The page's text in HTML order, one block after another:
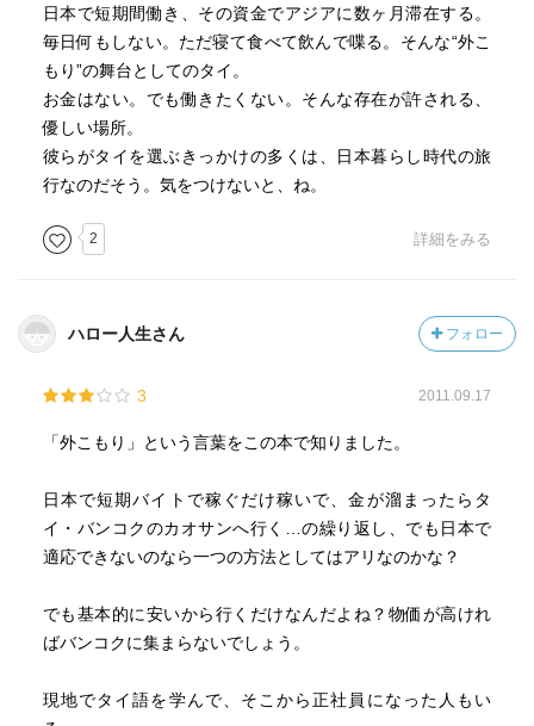
日本で短期間働き、その資金でアジアに数ヶ月滞在する。
毎日何もしない。ただ寝て食べて飲んで喋る。そんな“外こ
もり”の舞台としてのタイ。
お金はない。でも働きたくない。そんな存在が許される、
優しい場所。
彼らがタイを選ぶきっかけの多くは、日本暮らし時代の旅
行なのだそう。気をつけないと、ね。
2 詳細をみる
ハロー人生さん フォロー
3 2011.09.17
「外こもり」という言葉をこの本で知りました。
日本で短期バイトで稼ぐだけ稼いで、金が溜まったらタ
イ・バンコクのカオサンへ行く…の繰り返し、でも日本で
適応できないのなら一つの方法としてはアリなのかな？
でも基本的に安いから行くだけなんだよね？物価が高けれ
ばバンコクに集まらないでしょう。
現地でタイ語を学んで、そこから正社員になった人もい